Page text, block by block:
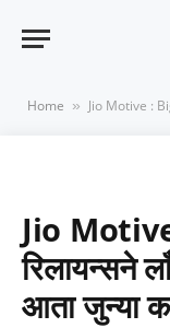
Home » Jio Motive : Big
Jio
रिलायन्सने
आता जुन्या